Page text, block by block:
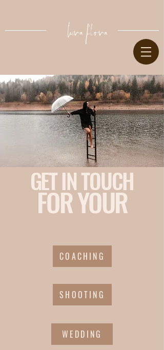
GET IN TOUCH
FOR YOUR
COACHING
SHOOTING
WEDDING